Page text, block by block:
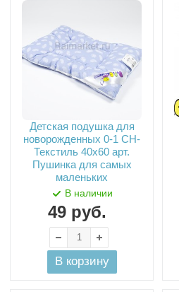
Детская подушка для
новорожденных 0-1 СН-
Текстиль 40х60 арт.
Пушинка для самых
маленьких
В наличии
49руб.
В корзину